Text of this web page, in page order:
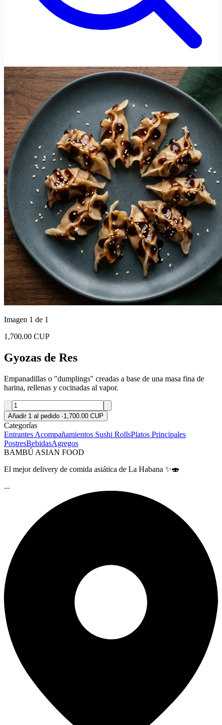
Imagen 1 de 1
1,700.00 CUP
Gyozas de Res
Empanadillas o "dumplings" creadas a base de una masa fina de
harina, rellenas y cocinadas al vapor.
Añadir 1 al pedido ·1,700.00 CUP
Categorías
Entrantes Acompañamientos Sushi RollsPlatos Principales
PostresBebidasAgregos
BAMBÚ ASIAN FOOD
El mejor delivery de comida asiática de La Habana ✨🍣
...